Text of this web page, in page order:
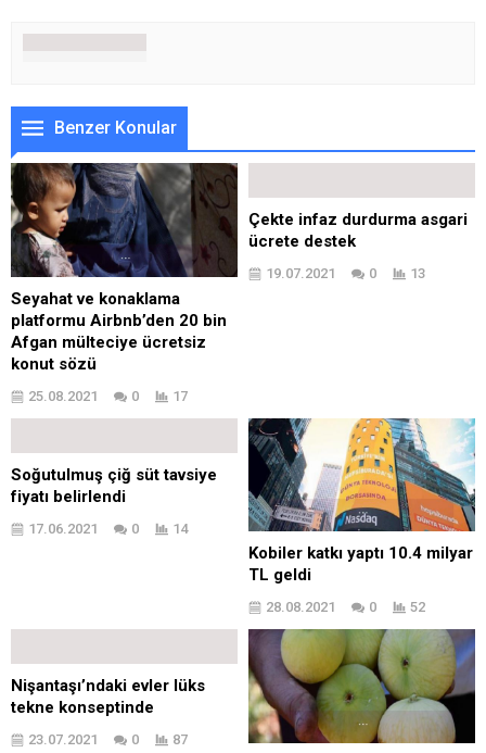
Benzer Konular
Seyahat ve konaklama
platformu Airbnb’den 20 bin
Afgan mülteciye ücretsiz
konut sözü
25.08.2021 0 17
Çekte infaz durdurma asgari
ücrete destek
19.07.2021 0 13
Soğutulmuş çiğ süt tavsiye
fiyatı belirlendi
17.06.2021 0 14
Kobiler katkı yaptı 10.4 milyar
TL geldi
28.08.2021 0 52
Nişantaşı’ndaki evler lüks
tekne konseptinde
23.07.2021 0 87